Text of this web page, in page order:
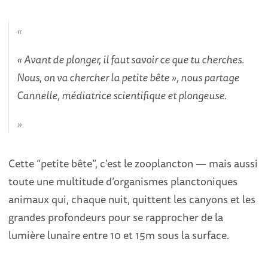
« Avant de plonger, il faut savoir ce que tu cherches.
Nous, on va chercher la petite bête », nous partage
Cannelle, médiatrice scientifique et plongeuse.
Cette “petite bête”, c’est le zooplancton — mais aussi
toute une multitude d’organismes planctoniques
animaux qui, chaque nuit, quittent les canyons et les
grandes profondeurs pour se rapprocher de la
lumière lunaire entre 10 et 15m sous la surface.